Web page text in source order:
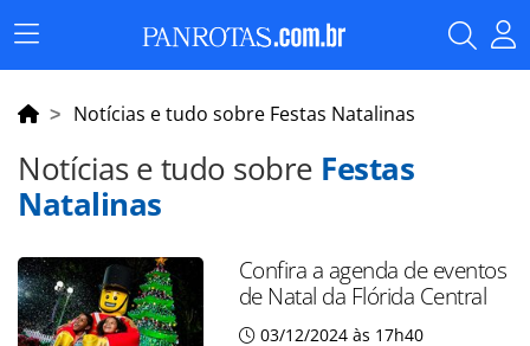
Menu
Principal
Notícias e tudo sobre Festas Natalinas
Notícias e tudo sobre Festas
Natalinas
Confira a agenda de eventos
de Natal da Flórida Central
03/12/2024 às 17h40